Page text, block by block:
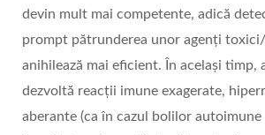
devin mult mai competente, adică
prompt pătrunderea unor agenți
anihilează mai eficient. În același timp,
dezvoltă reacții imune exagerate,
aberante (ca în cazul bolilor autoimune